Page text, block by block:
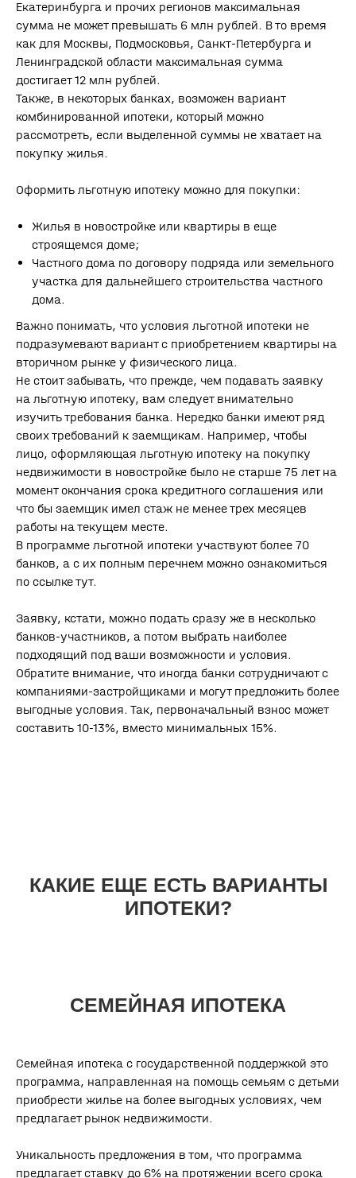
Екатеринбурга и прочих регионов максимальная
сумма не может превышать 6 млн рублей. В то время
как для Москвы, Подмосковья, Санкт-Петербурга и
Ленинградской области максимальная сумма
достигает 12 млн рублей.
Также, в некоторых банках, возможен вариант
комбинированной ипотеки, который можно
рассмотреть, если выделенной суммы не хватает на
покупку жилья.
Оформить льготную ипотеку можно для покупки:
Жилья в новостройке или квартиры в еще
строящемся доме;
Частного дома по договору подряда или земельного
участка для дальнейшего строительства частного
дома.
Важно понимать, что условия льготной ипотеки не
подразумевают вариант с приобретением квартиры на
вторичном рынке у физического лица.
Не стоит забывать, что прежде, чем подавать заявку
на льготную ипотеку, вам следует внимательно
изучить требования банка. Нередко банки имеют ряд
своих требований к заемщикам. Например, чтобы
лицо, оформляющая льготную ипотеку на покупку
недвижимости в новостройке было не старше 75 лет на
момент окончания срока кредитного соглашения или
что бы заемщик имел стаж не менее трех месяцев
работы на текущем месте.
В программе льготной ипотеки участвуют более 70
банков, а с их полным перечнем можно ознакомиться
по ссылке тут.
Заявку, кстати, можно подать сразу же в несколько
банков-участников, а потом выбрать наиболее
подходящий под ваши возможности и условия.
Обратите внимание, что иногда банки сотрудничают с
компаниями-застройщиками и могут предложить более
выгодные условия. Так, первоначальный взнос может
составить 10-13%, вместо минимальных 15%.
КАКИЕ ЕЩЕ ЕСТЬ ВАРИАНТЫ
ИПОТЕКИ?
СЕМЕЙНАЯ ИПОТЕКА
Семейная ипотека с государственной поддержкой это
программа, направленная на помощь семьям с детьми
приобрести жилье на более выгодных условиях, чем
предлагает рынок недвижимости.
Уникальность предложения в том, что программа
предлагает ставку до 6% на протяжении всего срока
ИПОТЕКА ДЛЯ IT-
СПЕЦИАЛИСТОВ